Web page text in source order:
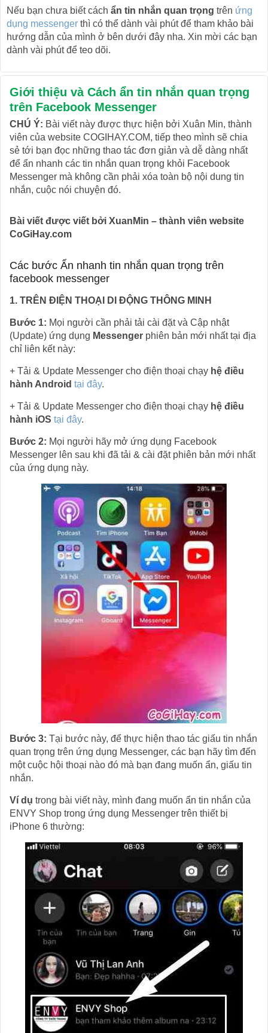
Nếu bạn chưa biết cách ẩn tin nhắn quan trọng trên ứng
dụng messenger thì có thể dành vài phút để tham khảo bài
hướng dẫn của mình ở bên dưới đây nha. Xin mời các bạn
dành vài phút để teo dõi.
Giới thiệu và Cách ẩn tin nhắn quan trọng
trên Facebook Messenger
CHÚ Ý: Bài viết này được thực hiện bởi Xuân Min, thành
viên của website COGIHAY.COM, tiếp theo mình sẽ chia
sẻ tới bạn đọc những thao tác đơn giản và dễ dàng nhất
để ẩn nhanh các tin nhắn quan trọng khỏi Facebook
Messenger mà không cần phải xóa toàn bộ nội dung tin
nhắn, cuộc nói chuyện đó.
Bài viết được viết bởi XuanMin – thành viên website
CoGiHay.com
Các bước Ẩn nhanh tin nhắn quan trọng trên
facebook messenger
1. TRÊN ĐIỆN THOẠI DI ĐỘNG THÔNG MINH
Bước 1: Mọi người cần phải tải cài đặt và Cập nhật
(Update) ứng dụng Messenger phiên bản mới nhất tại địa
chỉ liên kết này:
+ Tải & Update Messenger cho điện thoại chạy hệ điều
hành Android tại đây.
+ Tải & Update Messenger cho điện thoại chạy hệ điều
hành iOS tại đây.
Bước 2: Mọi người hãy mở ứng dụng Facebook
Messenger lên sau khi đã tải & cài đặt phiên bản mới nhất
của ứng dụng này.
Bước 3: Tại bước này, để thực hiện thao tác giấu tin nhắn
quan trọng trên ứng dụng Messenger, các bạn hãy tìm đến
một cuộc hội thoại nào đó mà bạn đang muốn ẩn, giấu tin
nhắn.
Ví dụ trong bài viết này, mình đang muốn ẩn tin nhắn của
ENVY Shop trong ứng dụng Messenger trên thiết bị
iPhone 6 thường: